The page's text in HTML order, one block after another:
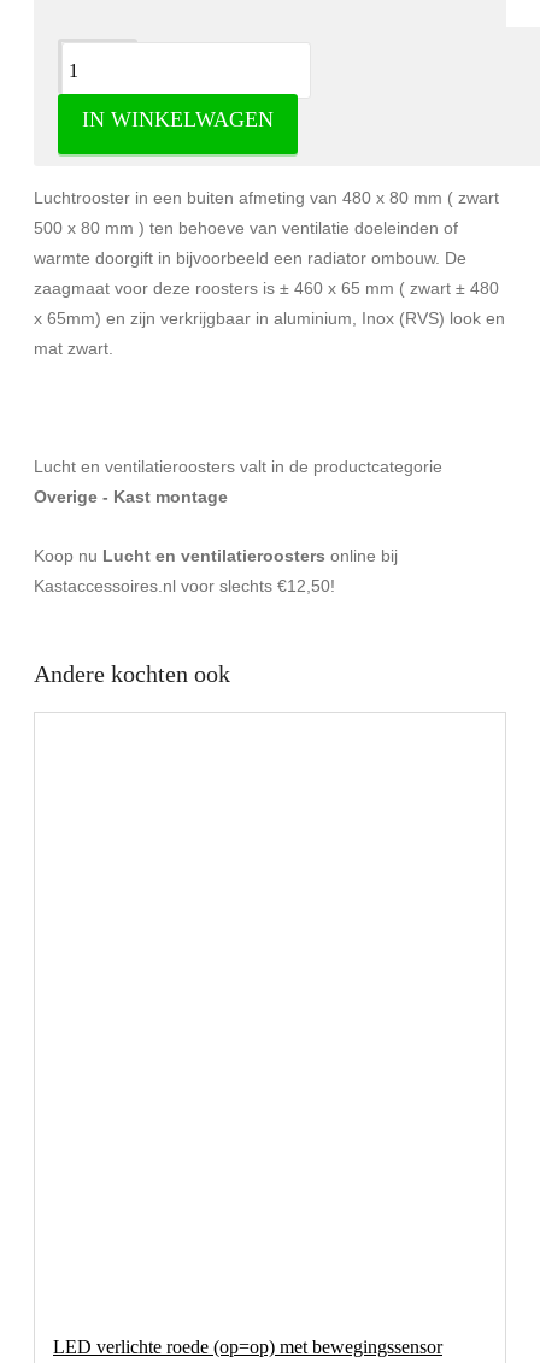
IN WINKELWAGEN
Omschrijving
Lucht en ventilatieroosters - Overige
Luchtrooster in een buiten afmeting van 480 x 80 mm ( zwart
500 x 80 mm ) ten behoeve van ventilatie doeleinden of
warmte doorgift in bijvoorbeeld een radiator ombouw. De
zaagmaat voor deze roosters is ± 460 x 65 mm ( zwart ± 480
x 65mm) en zijn verkrijgbaar in aluminium, Inox (RVS) look en
mat zwart.
Lucht en ventilatieroosters valt in de productcategorie
Overige - Kast montage
Koop nu Lucht en ventilatieroosters online bij
Kastaccessoires.nl voor slechts €12,50!
Andere kochten ook
LED verlichte roede (op=op) met bewegingssensor